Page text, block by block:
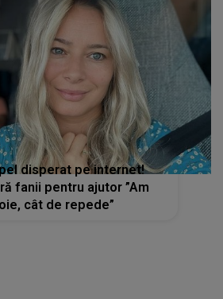
disperat pe internet!
fanii pentru ajutor ”Am
cât de repede”